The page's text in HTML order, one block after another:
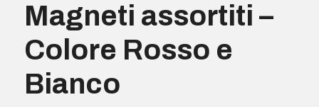
Magneti assortiti –
Colore Rosso e
Bianco